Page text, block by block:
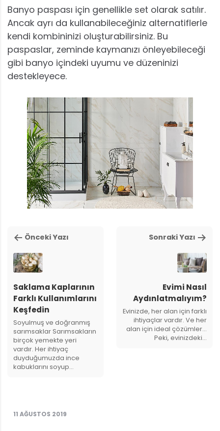
11 AĞUSTOS 2019
Banyo paspası için genellikle set olarak satılır.
Ancak ayrı da kullanabileceğiniz alternatiflerle
kendi kombininizi oluşturabilirsiniz. Bu
paspaslar, zeminde kaymanızı önleyebileceği
gibi banyo içindeki uyumu ve düzeninizi
destekleyece.
Önceki Yazı
Saklama Kaplarının
Farklı Kullanımlarını
Keşfedin
Soyulmuş ve doğranmış
sarımsaklar Sarımsakların
birçok yemekte yeri
vardır. Her ihtiyaç
duyduğumuzda ince
kabuklarını soyup…
Sonraki Yazı
Evimi Nasıl
Aydınlatmalıyım?
Evinizde, her alan için farklı
ihtiyaçlar vardır. Ve her
alan için ideal çözümler...
Peki, evinizdeki…